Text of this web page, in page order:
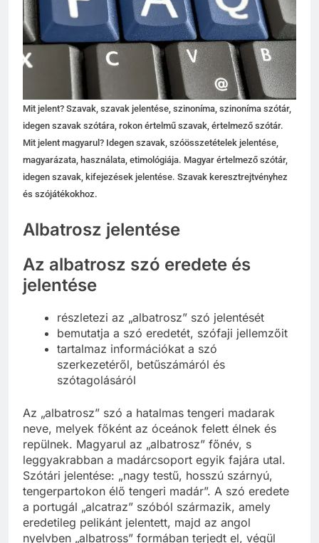
Mit jelent? Szavak, szavak jelentése, szinoníma, szinoníma szótár,
idegen szavak szótára, rokon értelmű szavak, értelmező szótár.
Mit jelent magyarul? Idegen szavak, szóösszetételek jelentése,
magyarázata, használata, etimológiája. Magyar értelmező szótár,
idegen szavak, kifejezések jelentése. Szavak keresztrejtvényhez
és szójátékokhoz.
Albatrosz jelentése
Az albatrosz szó eredete és
jelentése
részletezi az „albatrosz” szó jelentését
bemutatja a szó eredetét, szófaji jellemzőit
tartalmaz információkat a szó
szerkezetéről, betűszámáról és
szótagolásáról
Az „albatrosz” szó a hatalmas tengeri madarak
neve, melyek főként az óceánok felett élnek és
repülnek. Magyarul az „albatrosz” főnév, s
leggyakrabban a madárcsoport egyik fajára utal.
Szótári jelentése: „nagy testű, hosszú szárnyú,
tengerpartokon élő tengeri madár”. A szó eredete
a portugál „alcatraz” szóból származik, amely
eredetileg pelikánt jelentett, majd az angol
nyelvben „albatross” formában terjedt el, végül